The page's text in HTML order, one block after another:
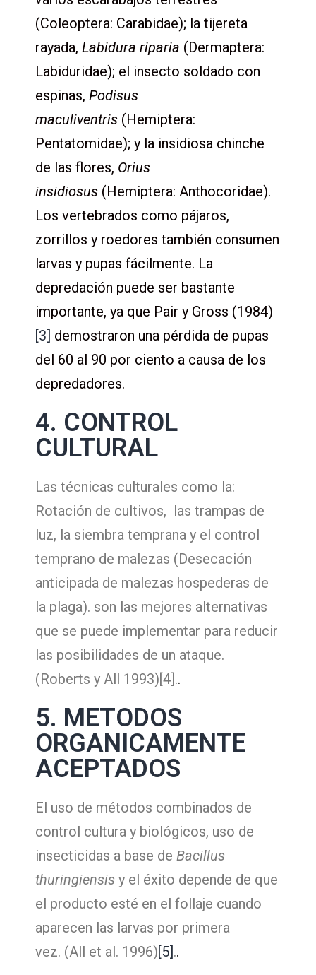
(Coleoptera: Carabidae); la tijereta
rayada, Labidura riparia (Dermaptera:
Labiduridae); el insecto soldado con
espinas, Podisus
maculiventris (Hemiptera:
Pentatomidae); y la insidiosa chinche
de las flores, Orius
insidiosus (Hemiptera: Anthocoridae).
Los vertebrados como pájaros,
zorrillos y roedores también consumen
larvas y pupas fácilmente. La
depredación puede ser bastante
importante, ya que Pair y Gross (1984)
[3] demostraron una pérdida de pupas
del 60 al 90 por ciento a causa de los
depredadores.
4. CONTROL
CULTURAL
Las técnicas culturales como la:
Rotación de cultivos, las trampas de
luz, la siembra temprana y el control
temprano de malezas (Desecación
anticipada de malezas hospederas de
la plaga). son las mejores alternativas
que se puede implementar para reducir
las posibilidades de un ataque.
(Roberts y All 1993)[4]..
5. METODOS
ORGANICAMENTE
ACEPTADOS
El uso de métodos combinados de
control cultura y biológicos, uso de
insecticidas a base de Bacillus
thuringiensis y el éxito depende de que
el producto esté en el follaje cuando
aparecen las larvas por primera
vez. (All et al. 1996) [5] ..